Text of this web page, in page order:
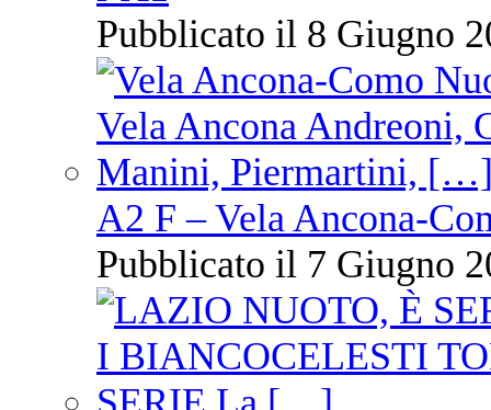
Pubblicato il 8 Giugno
A2 F – Vela Ancona-
Pubblicato il 7 Giugno